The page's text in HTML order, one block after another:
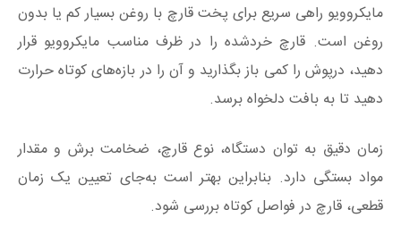
مایکروویو راهی سریع برای پخت قارچ با روغن بسیار کم یا بدون
روغن است. قارچ خردشده را در ظرف مناسب مایکروویو قرار
دهید، درپوش را کمی باز بگذارید و آن را در بازه‌های کوتاه حرارت
دهید تا به بافت دلخواه برسد.
زمان دقیق به توان دستگاه، نوع قارچ، ضخامت برش و مقدار
مواد بستگی دارد. بنابراین بهتر است به‌جای تعیین یک زمان
قطعی، قارچ در فواصل کوتاه بررسی شود.